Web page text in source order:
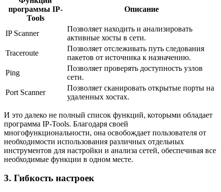
программы IP-
Tools
Описание
IP Scanner
Позволяет находить и анализировать
активные хосты в сети.
Traceroute
Позволяет отслеживать путь следования
пакетов от источника к назначению.
Ping
Позволяет проверять доступность узлов
сети.
Port Scanner
Позволяет сканировать открытые порты на
удаленных хостах.
И это далеко не полный список функций, которыми обладает
программа IP-Tools. Благодаря своей
многофункциональности, она освобождает пользователя от
необходимости использования различных отдельных
инструментов для настройки и анализа сетей, обеспечивая все
необходимые функции в одном месте.
3. Гибкость настроек